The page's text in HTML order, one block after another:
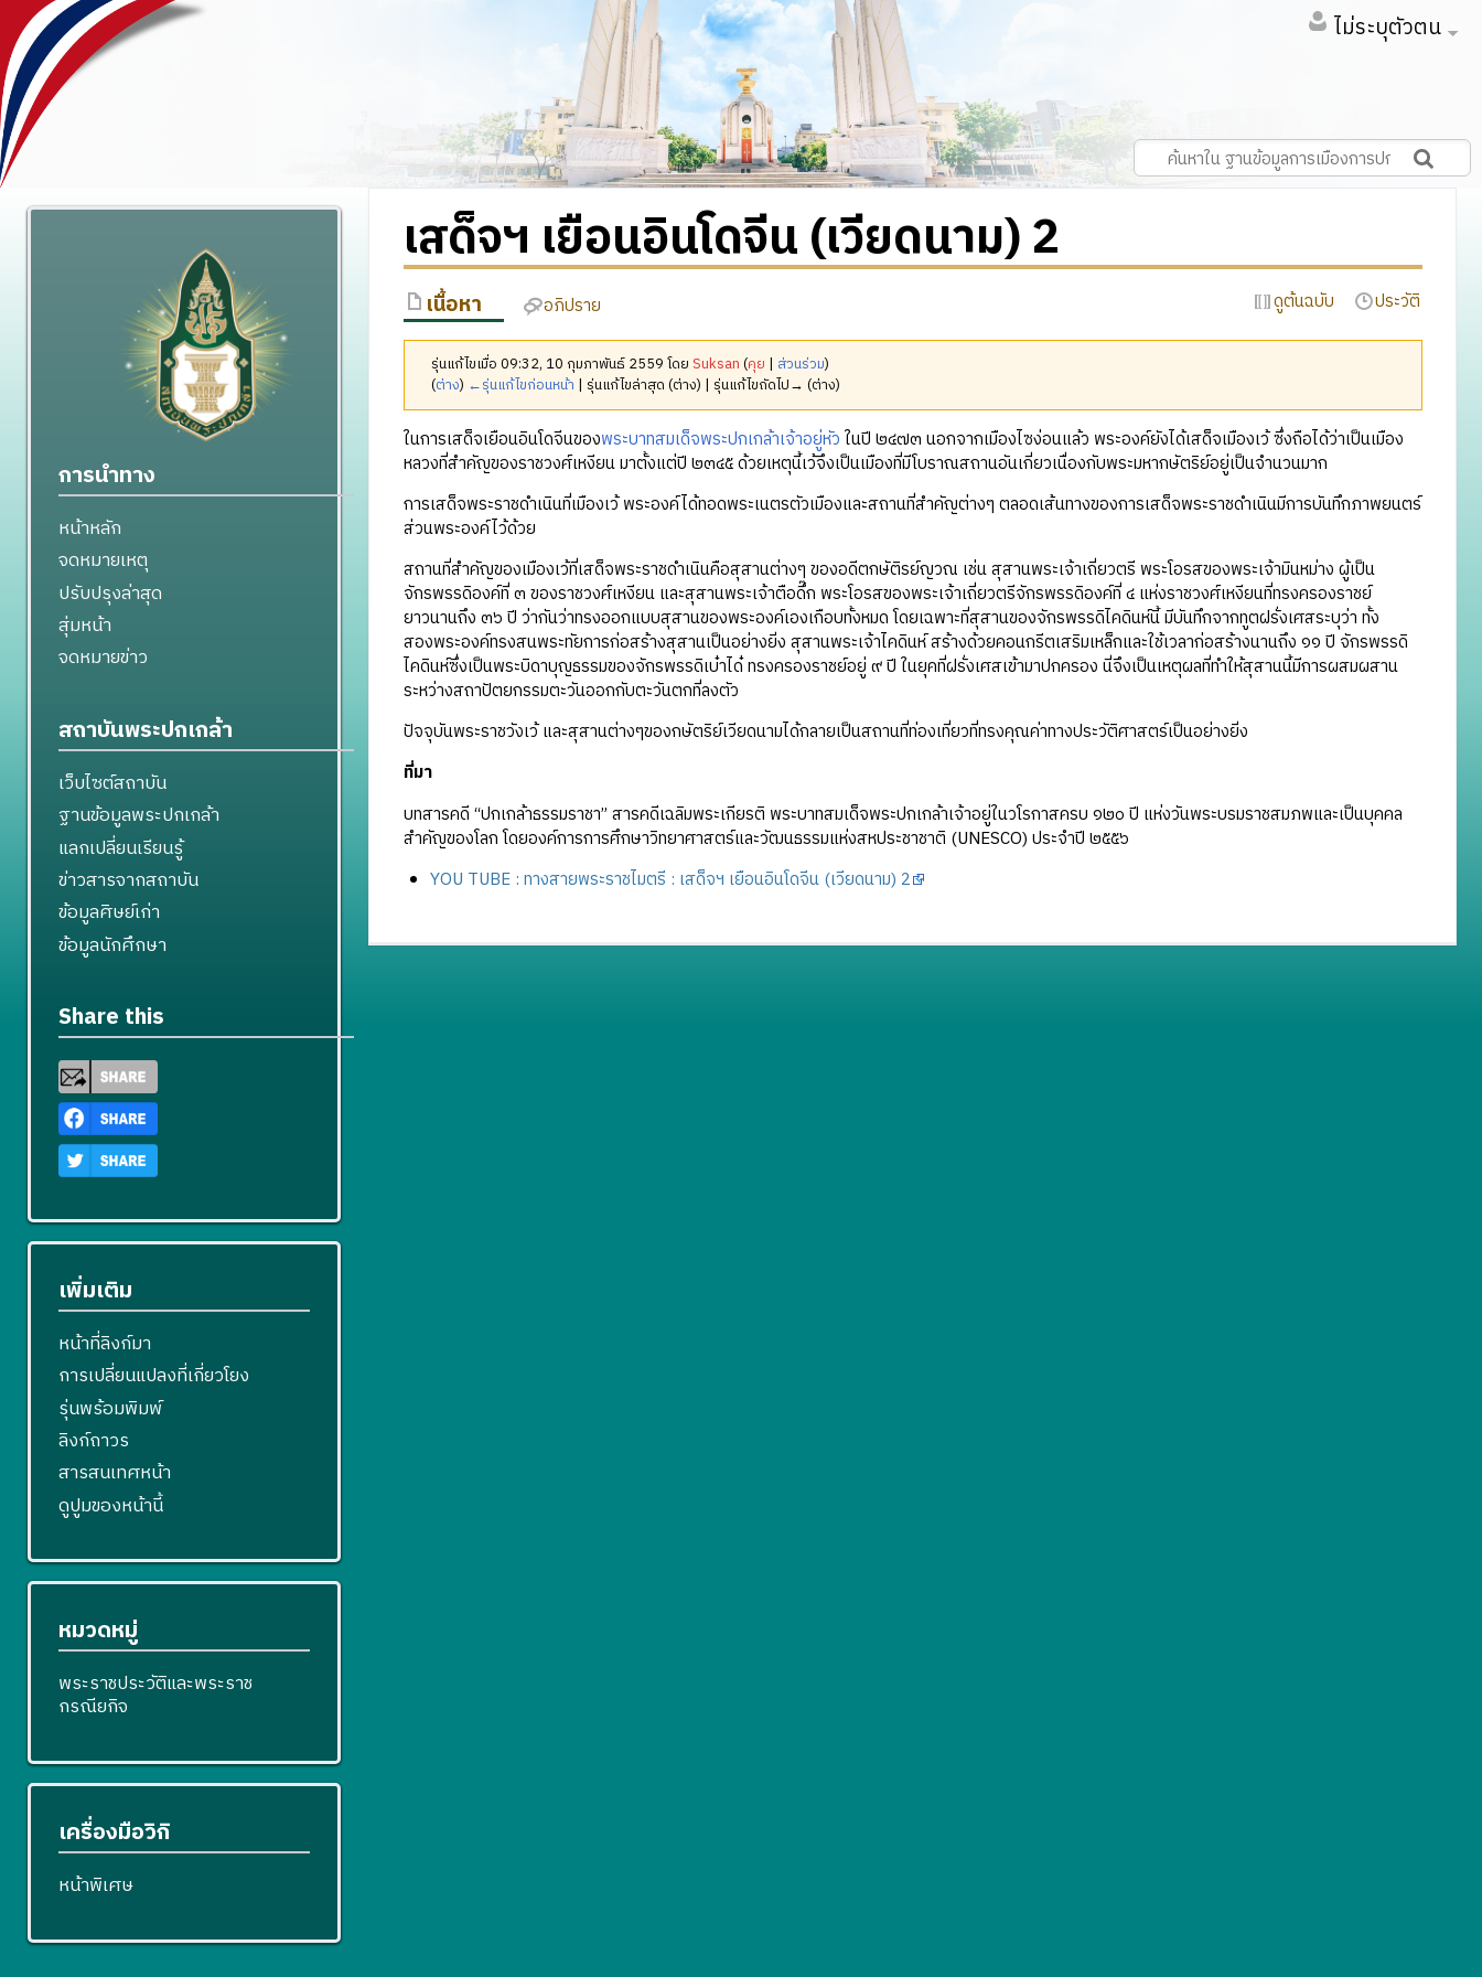
ไม่ระบุตัวตน
เสด็จฯ เยือนอินโดจีน (เวียดนาม) 2
เนื้อหา อภิปราย ดูต้นฉบับ ประวัติ
รุ่นแก้ไขเมื่อ 09:32, 10 กุมภาพันธ์ 2559 โดยSuksan (คุย | ส่วนร่วม)
(ต่าง) ←รุ่นแก้ไขก่อนหน้า | รุ่นแก้ไขล่าสุด (ต่าง) | รุ่นแก้ไขถัดไป→ (ต่าง)
ในการเสด็จเยือนอินโดจีนของพระบาทสมเด็จพระปกเกล้าเจ้าอยู่หัว ในปี ๒๔๗๓ นอกจากเมืองไซง่อนแล้ว พระองค์ยังได้เสด็จเมืองเว้ ซึ่งถือได้ว่าเป็นเมือง
หลวงที่สำคัญของราชวงศ์เหงียน มาตั้งแต่ปี ๒๓๔๕ ด้วยเหตุนี้เว้จึงเป็นเมืองที่มีโบราณสถานอันเกี่ยวเนื่องกับพระมหากษัตริย์อยู่เป็นจำนวนมาก
การเสด็จพระราชดำเนินที่เมืองเว้ พระองค์ได้ทอดพระเนตรตัวเมืองและสถานที่สำคัญต่างๆ ตลอดเส้นทางของการเสด็จพระราชดำเนินมีการบันทึกภาพยนตร์
ส่วนพระองค์ไว้ด้วย
สถานที่สำคัญของเมืองเว้ที่เสด็จพระราชดำเนินคือสุสานต่างๆ ของอดีตกษัติรย์ญวณ เช่น สุสานพระเจ้าเถี่ยวตรี พระโอรสของพระเจ้ามินหม่าง ผู้เป็น
จักรพรรดิองค์ที่ ๓ ของราชวงศ์เหงียน และสุสานพระเจ้าตือดึ๊ก พระโอรสของพระเจ้าเถี่ยวตรีจักรพรรดิองค์ที่ ๔ แห่งราชวงศ์เหงียนที่ทรงครองราชย์
ยาวนานถึง ๓๖ ปี ว่ากันว่าทรงออกแบบสุสานของพระองค์เองเกือบทั้งหมด โดยเฉพาะที่สุสานของจักรพรรดิไคดินห์นี้ มีบันทึกจากทูตฝรั่งเศสระบุว่า ทั้ง
สองพระองค์ทรงสนพระทัยการก่อสร้างสุสานเป็นอย่างยิ่ง สุสานพระเจ้าไคดินห์ สร้างด้วยคอนกรีตเสริมเหล็กและใช้เวลาก่อสร้างนานถึง ๑๑ ปี จักรพรรดิ
ไคดินห์ซึ่งเป็นพระบิดาบุญธรรมของจักรพรรดิเบ๋าได๋ ทรงครองราชย์อยู่ ๙ ปี ในยุคที่ฝรั่งเศสเข้ามาปกครอง นี่จึงเป็นเหตุผลที่ทำให้สุสานนี้มีการผสมผสาน
ระหว่างสถาปัตยกรรมตะวันออกกับตะวันตกที่ลงตัว
ปัจจุบันพระราชวังเว้ และสุสานต่างๆของกษัตริย์เวียดนามได้กลายเป็นสถานที่ท่องเที่ยวที่ทรงคุณค่าทางประวัติศาสตร์เป็นอย่างยิ่ง
ที่มา
บทสารคดี “ปกเกล้าธรรมราชา” สารคดีเฉลิมพระเกียรติ พระบาทสมเด็จพระปกเกล้าเจ้าอยู่ในวโรกาสครบ ๑๒๐ ปี แห่งวันพระบรมราชสมภพและเป็นบุคคล
สำคัญของโลก โดยองค์การการศึกษาวิทยาศาสตร์และวัฒนธรรมแห่งสหประชาชาติ (UNESCO) ประจำปี ๒๕๕๖
YOU TUBE : ทางสายพระราชไมตรี : เสด็จฯ เยือนอินโดจีน (เวียดนาม) 2
การนำทาง
หน้าหลัก
จดหมายเหตุ
ปรับปรุงล่าสุด
สุ่มหน้า
จดหมายข่าว
สถาบันพระปกเกล้า
เว็บไซต์สถาบัน
ฐานข้อมูลพระปกเกล้า
แลกเปลี่ยนเรียนรู้
ข่าวสารจากสถาบัน
ข้อมูลศิษย์เก่า
ข้อมูลนักศึกษา
Share this
เพิ่มเติม
หน้าที่ลิงก์มา
การเปลี่ยนแปลงที่เกี่ยวโยง
รุ่นพร้อมพิมพ์
ลิงก์ถาวร
สารสนเทศหน้า
ดูปูมของหน้านี้
หมวดหมู่
พระราชประวัติและพระราช
กรณียกิจ
เครื่องมือวิกิ
หน้าพิเศษ